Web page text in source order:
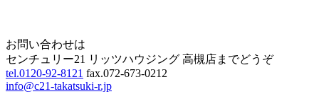
お問い合わせは
センチュリー21 リッツハウジング 高槻店までどうぞ
tel.0120-92-8121 fax.072-673-0212
info@c21-takatsuki-r.jp